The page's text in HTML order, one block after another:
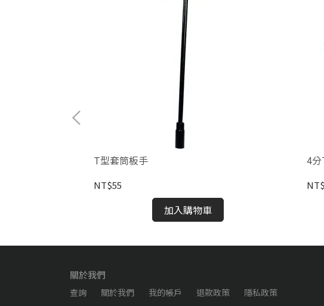
T型套筒板手
NT$55
加入購物車
4
關於我們
查詢 關於我們 我的帳戶 退款政策 隱私政策